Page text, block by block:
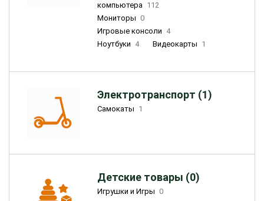
компьютера 112
Мониторы 0
Игровые консоли 4
Ноутбуки 4 Видеокарты 1
Электротранспорт (1)
Самокаты 1
Детские товары (0)
Игрушки и Игры 0